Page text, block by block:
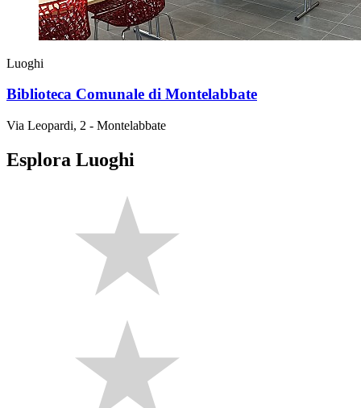
Luoghi
Biblioteca Comunale di Montelabbate
Via Leopardi, 2 - Montelabbate
Esplora Luoghi